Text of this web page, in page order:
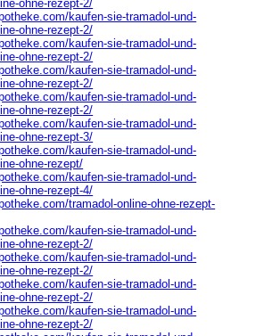
ohne-rezept-2/
kaufen-sie-tramadol-und-
ohne-rezept-2/
kaufen-sie-tramadol-und-
ohne-rezept-2/
kaufen-sie-tramadol-und-
ohne-rezept-2/
kaufen-sie-tramadol-und-
ohne-rezept-2/
kaufen-sie-tramadol-und-
ohne-rezept-3/
kaufen-sie-tramadol-und-
ohne-rezept/
kaufen-sie-tramadol-und-
ohne-rezept-4/
tramadol-online-ohne-rezept-
kaufen-sie-tramadol-und-
ohne-rezept-2/
kaufen-sie-tramadol-und-
ohne-rezept-2/
kaufen-sie-tramadol-und-
ohne-rezept-2/
kaufen-sie-tramadol-und-
ohne-rezept-2/